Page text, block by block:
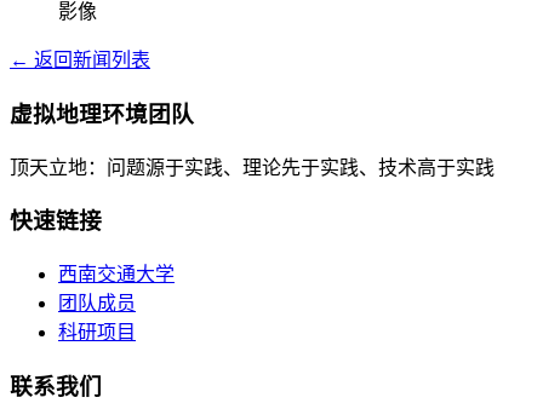
影像
← 返回新闻列表
虚拟地理环境团队
顶天立地：问题源于实践、理论先于实践、技术高于实践
快速链接
西南交通大学
团队成员
科研项目
联系我们